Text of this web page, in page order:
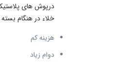
درپوش های
خلاء در هنگام
هزینه کم
دوام زیاد